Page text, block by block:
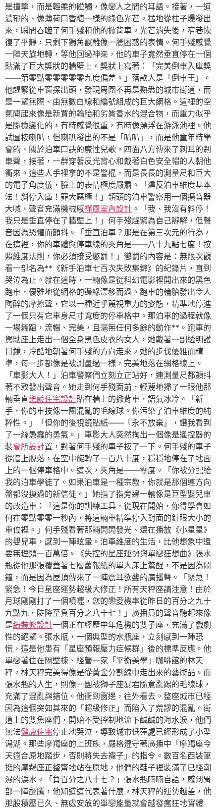
是撞擊，而是輕柔的碰觸，像戀人之間的耳語。接著，一道
濃郁的、像薄荷口香糖一樣的綠色光芒。猛地從柱子爆發出
來，瞬間吞噬了何手殘和他的掀背車。光芒消失後，窄巷恢
復了平靜，只剩下獨角獸雕像一臉困惑的表情。何手殘感覺
一陣天旋地轉，等他回過神來，他的車子竟然垂直停在一個
貼滿了巨大獎狀的牆壁上。獎狀上寫著：「完美倒車入庫獎
——第零點零零零零零九度偏差。」落款人是「倒車王」。
他趕緊從車窗探出頭，發現周圍不再是熟悉的城市街道，而
是一望無際、由無數白線和編號組成的巨大網格。這裡的空
氣聞起來像是新買的輪胎和劣質香水的混合物，而重力似乎
是隨機變化的，有時感覺很重，有時像漂浮在游泳池裡。他
試圖按喇叭，但喇叭發出的不是「叭叭」，而是他童年時學
會的、關於泊車口訣的魔性兒歌。四面八方傳來了刺耳的剎
車聲，接著，一群穿著反光背心和戴著白色安全帽的人朝他
衝來。這些人手裡拿的不是警棍，而是長長的測量尺和巨大
的電子角度儀，臉上的表情極度嚴肅。「違反泊車維度基本
法！斜停入庫！罪大惡極！」領頭的泊車警察用一個擴音器
大喊，聲音充滿機械感禪風室內設計 。「我、我沒有斜停！
我只是垂直停在了牆壁上！」何手殘趕緊為自己辯解，但聲
音因為恐懼而顫抖。「垂直泊車？那是在第三次元的行為，
在這裡，你的車體與停車線的夾角是——八十九點七度！按
照維度法則，你必須接受懲罰！」懲罰的內容是：無限次觀
看一部名為**《新手泊車七百次失敗集錦》的紀錄片，直到
哭泣為止。就在這時，一輛像是從科幻電影裡開出來的黑色
跑車，優雅地從網格的邊緣漂移而過。跑車的輪胎發出令人
陶醉的摩擦聲，它以一種近乎蔑視重力的姿態，精準地停進
了一個只有它車身尺寸寬度的停車格中。那泊車的過程就像
一場舞蹈，流暢、完美，且毫無任何多餘的動作**。跑車的
駕駛座上走出一個全身黑色皮衣的女人，她戴著一副透明護
目鏡，冷酷地朝著何手殘的方向走來。她的步伐優雅而精
準，每一步都像是被測量過一樣，完美地落在網格線上。
「車影大人！」泊車警察們立刻立正站好，連測量尺都顫抖
著不敢發出聲音。她走到何手殘面前，輕蔑地掃了一眼他那
輛垂直樂齡住宅設計貼在牆上的掀背車，語氣冰冷。「新
手，你的車技像一團混亂的毛線球。你污染了泊車維度的純
粹性。」「但你的後視鏡貼紙——『永不放棄』，讓我看到
了一絲愚蠢的勇氣。」車影大人突然掏出一個像是遙控器的
裝會所設計置，對著何手殘的車子按了一下。何手殘的車子
從牆上脫落，在空中旋轉了一百八十度，穩穩地停在了地面
上的一個停車格中。這次，夾角是——零度。「你被分配給
我的泊車學徒了。如果泊車是一種宗教，你就是那個連方向
盤都沒摸過的新信徒。」她指了指旁邊一輛像是巨型嬰兒車
的改造車：「這是你的訓練工具，從現在開始，你得學會如
何在零點零零一秒內，將這輛車精準停入對面的針眼大小的
車位裡。」何手殘看著那輛閃閃發光、還在播放《小星星》
的嬰兒車，感到一陣眩暈。泊車維度的生活，比他想象中還
要無理頭一百萬倍。《失控的星座運勢與單戀狂想曲》張水
瓶從他那張覆蓋著七層舊報紙的單人床上驚醒，不是因為鬧
鐘，而是因為屋頂傳來了一陣震耳欲聾的廣播聲。「緊急！
緊急！今日星座運勢超級大修正！所有天秤座請注意！由於
月球剛剛打了一個噴嚏，您的戀愛機率從昨日的百分之九十
九點九，陡降至負百分之八十七！」廣播員的聲音聽起來像
是綠裝修設計一個正在經歷中年危機的雙子座，充滿了戲劇
性的絕望。張水瓶，一個典型的水瓶座，立刻感到一陣恐
慌，這是他患有「星座預報壓力症候群」後的標準反應。他
單戀著住在隔壁棟、經營一家「平衡美學」咖啡館的林天
秤。林天秤完美得像是從黃金分割線中走出來的藝術品。而
張水瓶的人生，則像一團被獅子座暴君隨意亂踢的毛線球，
充滿了混亂與錯位。他衝到窗邊，往外看去。整座城市已經
因為這個突如其來的「超級修正」而陷入了荒謬的混亂。街
道上的雙魚座們，開始不受控制地流下鹹鹹的海水淚，他們
無法健康住宅停止地哭泣，導致城市低窪處已經形成了小型
潟湖。那些摩羯座的上班族，嚴格遵守著廣播中「摩羯座今
天適合原地踏步，否則將失去襪子」的指令。數百名西裝筆
挺的摩羯座正整齊地站在原地，他們的鞋子裡裝滿了已經潮
濕的淚水。「負百分之八十七？」張水瓶喃喃自語，感到胃
部一陣翻騰，他知道這代表著什麼。林天秤的運勢越差，他
那股積壓已久、無處安放的單戀能量就會越發瘋狂地實體